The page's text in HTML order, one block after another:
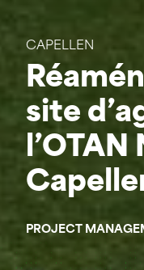
CAPELLEN
site
l’OTAN
PROJECT